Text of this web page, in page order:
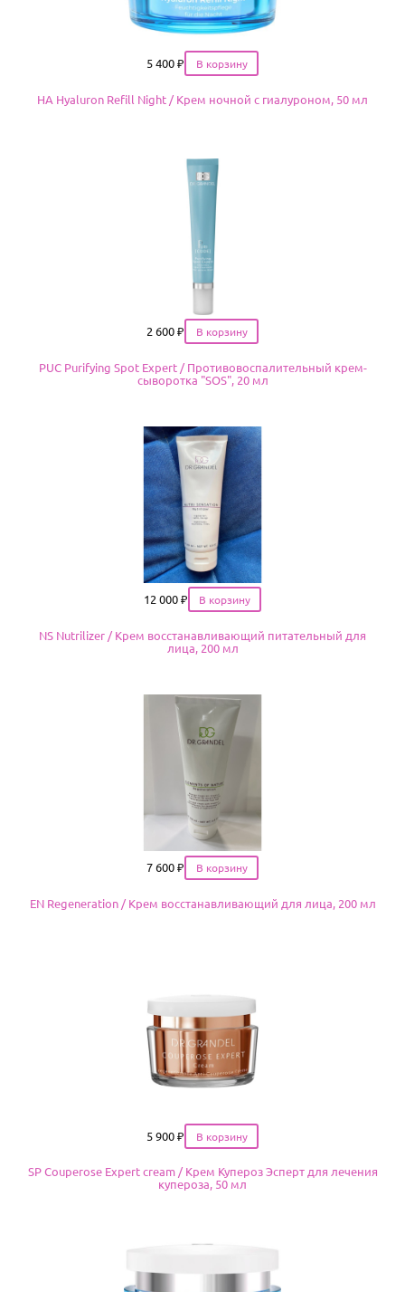
Цена
5 400 ₽
HA Hyaluron Refill Night / Крем ночной с гиалуроном, 50 мл
Цена
2 600 ₽
PUC Purifying Spot Expert / Противовоспалительный крем-
сыворотка "SOS", 20 мл
Цена
12 000₽
NS Nutrilizer / Крем восстанавливающий питательный для
лица, 200 мл
Цена
7 600 ₽
EN Regeneration / Крем восстанавливающий для лица, 200 мл
Цена
5 900 ₽
SP Couperose Expert cream / Крем Купероз Эсперт для лечения
купероза, 50 мл